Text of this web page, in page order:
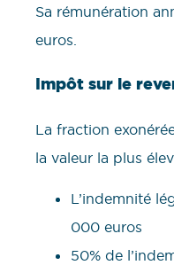
Sa rémunération
euros.
Impôt sur le
La fraction
la valeur la plus
L’indemnité
000 euros
50% de